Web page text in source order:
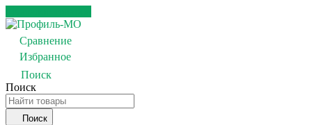
Сравнение
Избранное
Поиск
Поиск
Поиск